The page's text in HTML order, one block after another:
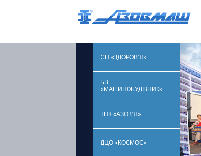
СП «ЗДОРОВ’Я»
БВ
«МАШИНОБУДІВНИК»
ТПК «АЗОВ’Я»
ДЦО «КОСМОС»